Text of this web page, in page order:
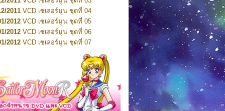
2016 DVD เซเลอร์มูน คริสตัล VOL.5
2016 DVD เซเลอร์มูน คริสตัล VOL.6
2016DVD เซเลอร์มูน คริสตัล VOL.7
2016DVD เซเลอร์มูน คริสตัล VOL.8
2017 DVD เซเลอร์มูน คริสตัล Box-Set
2011 VCD เซเลอร์มูน ชุดที่ 04
2012 VCD เซเลอร์มูน ชุดที่ 05
2012 VCD เซเลอร์มูน ชุดที่ 06
2012 VCD เซเลอร์มูน ชุดที่ 07
VCD เซเลอร์มูน ชุดที่ 08
VCD เซเลอร์มูน ชุดที่ 09
VCD เซเลอร์มูน ชุดที่ 10
2012VCD เซเลอร์มูน ชุดที่ 11
2012VCD เซเลอร์มูน ชุดที่ 12
2012VCD เซเลอร์มูน ชุดที่ 13